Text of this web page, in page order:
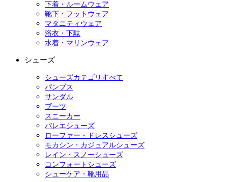
下着・ルームウェア
靴下・フットウェア
マタニティウェア
浴衣・下駄
水着・マリンウェア
シューズ
シューズカテゴリすべて
パンプス
サンダル
ブーツ
スニーカー
バレエシューズ
ローファー・ドレスシューズ
モカシン・カジュアルシューズ
レイン・スノーシューズ
コンフォートシューズ
シューケア・靴用品